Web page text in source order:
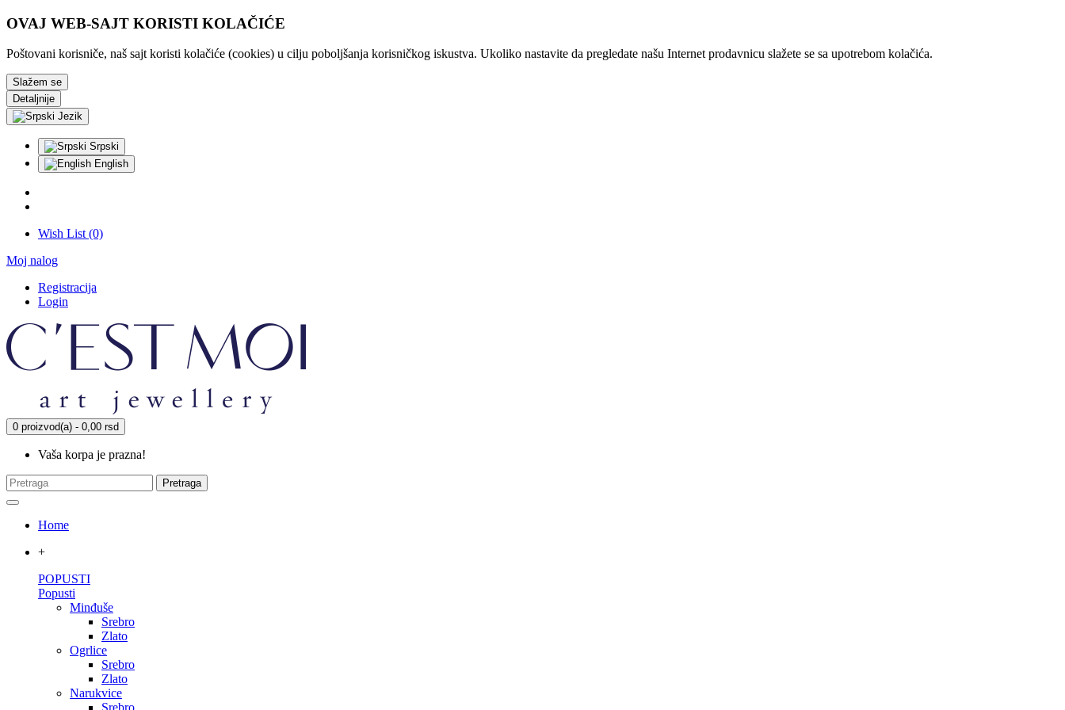
OVAJ WEB-SAJT KORISTI KOLAČIĆE
Poštovani korisniče, naš sajt koristi kolačiće (cookies) u cilju poboljšanja korisničkog iskustva. Ukoliko nastavite da pregledate našu Internet prodavnicu slažete se sa upotrebom kolačića.
Slažem se
Detaljnije
Jezik
Srpski
English
Wish List (0)
Moj nalog
Registracija
Login
0 proizvod(a) - 0,00 rsd
Vaša korpa je prazna!
Pretraga
Home
+
POPUSTI
Popusti
Minđuše
Srebro
Zlato
Ogrlice
Srebro
Zlato
Narukvice